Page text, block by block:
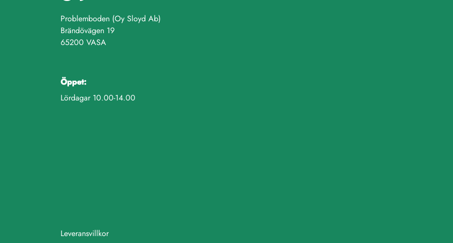
Problemboden (Oy Sloyd Ab)
Brändövägen 19
65200 VASA
Öppet:
Lördagar 10.00-14.00
Leveransvillkor